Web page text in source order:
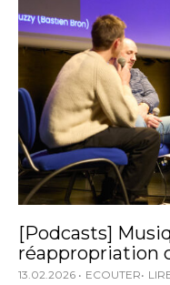
[Podcasts]
réappropriation
13.02.2026 ECOUTER